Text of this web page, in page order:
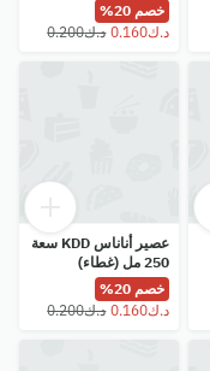
خصم 20%
⁦د.ك0.200⁩
عصير أناناس KDD سعة
250 مل (غطاء)
خصم 20%
⁦د.ك0.200⁩